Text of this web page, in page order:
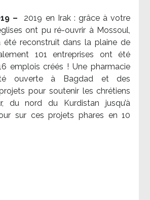
– 2019 en Irak : grâce à votre
ont pu ré-ouvrir à Mossoul,
été reconstruit dans la plaine de
101 entreprises ont été
emplois créés ! Une pharmacie
ouverte à Bagdad et des
pour soutenir les chrétiens
du nord du Kurdistan jusqu’à
sur ces projets phares en 10